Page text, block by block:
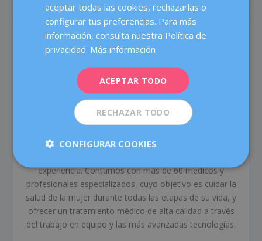
SOBRE EL AUTOR
Dexeus Mujer
Dexeus Mujer es un centro especializado en ofrecer
Ginecología y Medicina de la Reproducción, pionero en
experiencia. Contamos con más de 60 médicos y
profesionales especializados, cuyo objetivo es cuidar la
salud de la mujer durante todas las etapas de su vida, y
ofrecer un tratamiento médico de alta calidad a través
del trabajo en equipo y las más avanzadas tecnologías.
aceptar todas las cookies, rechazarlas o
configurar tus preferencias. Para más
información, consulta nuestra Política de
privacidad. Más información
ACEPTAR TODO
RECHAZAR TODO
CONFIGURAR COOKIES